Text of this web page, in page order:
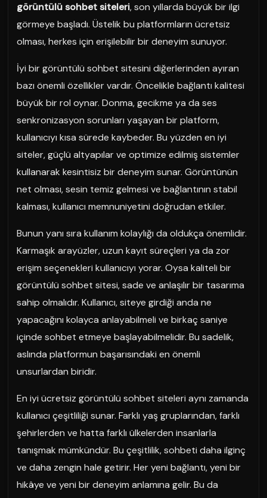
görüntülü sohbet siteleri, son yıllarda büyük bir ilgi
görmeye başladı. Üstelik bu platformların ücretsiz
olması, herkes için erişilebilir bir deneyim sunuyor.
İyi bir görüntülü sohbet sitesini diğerlerinden ayıran
bazı önemli özellikler vardır. Öncelikle bağlantı kalitesi
büyük bir rol oynar. Donma, gecikme ya da ses
senkronizasyon sorunları yaşayan bir platform,
kullanıcıyı kısa sürede kaybeder. Bu yüzden en iyi
siteler, güçlü altyapılar ve optimize edilmiş sistemler
kullanarak kesintisiz bir deneyim sunar. Görüntünün
net olması, sesin temiz gelmesi ve bağlantının stabil
kalması, kullanıcı memnuniyetini doğrudan etkiler.
Bunun yanı sıra kullanım kolaylığı da oldukça önemlidir.
Karmaşık arayüzler, uzun kayıt süreçleri ya da zor
erişim seçenekleri kullanıcıyı yorar. Oysa kaliteli bir
görüntülü sohbet sitesi, sade ve anlaşılır bir tasarıma
sahip olmalıdır. Kullanıcı, siteye girdiği anda ne
yapacağını kolayca anlayabilmeli ve birkaç saniye
içinde sohbet etmeye başlayabilmelidir. Bu sadelik,
aslında platformun başarısındaki en önemli
unsurlardan biridir.
En iyi ücretsiz görüntülü sohbet siteleri aynı zamanda
kullanıcı çeşitliliği sunar. Farklı yaş gruplarından, farklı
şehirlerden ve hatta farklı ülkelerden insanlarla
tanışmak mümkündür. Bu çeşitlilik, sohbeti daha ilginç
ve daha zengin hale getirir. Her yeni bağlantı, yeni bir
hikâye ve yeni bir deneyim anlamına gelir. Bu da